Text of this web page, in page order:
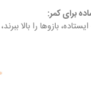
برای کمر:
بازوها را بالا ببرند، کمی به